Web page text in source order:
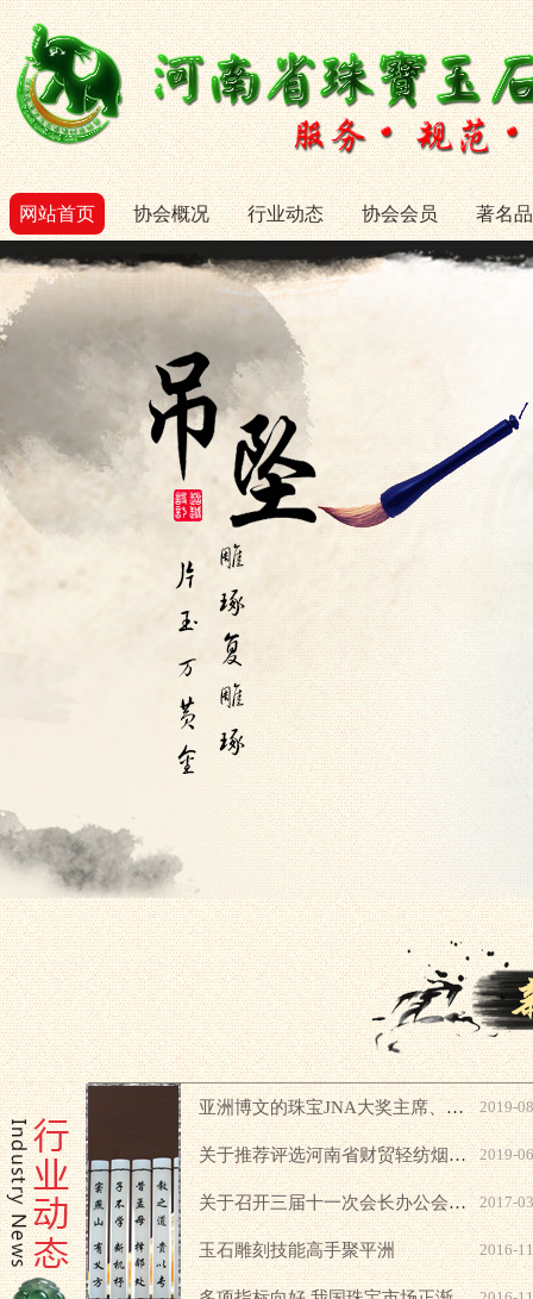
网站首页 协会概况 行业动态 协会会员 著名
2019-
亚洲博文的珠宝JNA大奖主席、《亚洲珠宝》杂志主编周美丽和世界黄金协会顾问郑良豪先生到郑州华泰工艺有限公司参观
2019-
关于推荐评选河南省财贸轻纺烟草行业大工匠的通知
2017-
关于召开三届十一次会长办公会议的通知
2016-
玉石雕刻技能高手聚平洲